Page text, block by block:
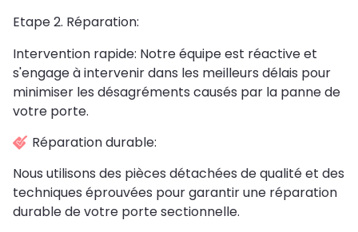
Etape 2. Réparation:
Intervention rapide: Notre équipe est réactive et
s'engage à intervenir dans les meilleurs délais pour
minimiser les désagréments causés par la panne de
votre porte.
Réparation durable:
Nous utilisons des pièces détachées de qualité et des
techniques éprouvées pour garantir une réparation
durable de votre porte sectionnelle.